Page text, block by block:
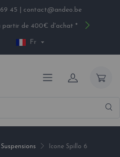
45 contact@andeo.be
partir de 400€ d'achat *
Fr
Suspensions Icone Spillo 6